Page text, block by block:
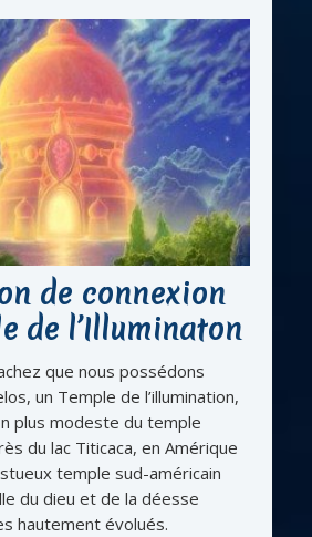
de connexion
de l’Illuminaton
que nous possédons
un Temple de l’illumination,
plus modeste du temple
du lac Titicaca, en Amérique
temple sud-américain
du dieu et de la déesse
hautement évolués.